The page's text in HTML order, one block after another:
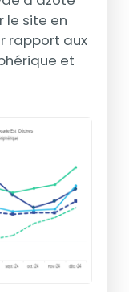
le site en
rapport aux
et